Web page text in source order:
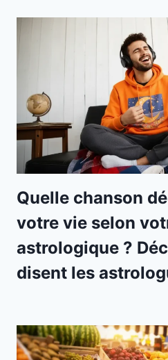
Quelle chanson
votre vie selon
astrologique ?
disent les